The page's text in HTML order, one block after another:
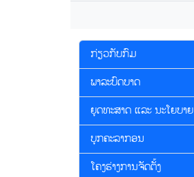
ກ່ຽວກັບກົມ
ພາລະບົດບາດ
ຍຸດທະສາດ ແລະ ນະໂຍບາຍ
ບຸກຄະລາກອນ
ໂຄງຮ່າງການຈັດຕັ້ງ